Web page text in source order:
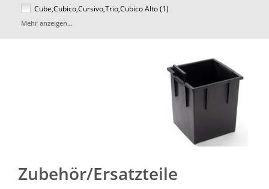
Cube,Cubico,Cursivo,Trio,Cubico Alto (1)
Mehr anzeigen...
Zubehör/Ersatzteile